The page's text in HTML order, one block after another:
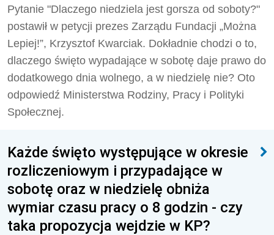
Pytanie "Dlaczego niedziela jest gorsza od soboty?"
postawił w petycji prezes Zarządu Fundacji „Można
Lepiej!”, Krzysztof Kwarciak. Dokładnie chodzi o to,
dlaczego święto wypadające w sobotę daje prawo do
dodatkowego dnia wolnego, a w niedzielę nie? Oto
odpowiedź Ministerstwa Rodziny, Pracy i Polityki
Społecznej.
Każde święto występujące w okresie
rozliczeniowym i przypadające w
sobotę oraz w niedzielę obniża
wymiar czasu pracy o 8 godzin - czy
taka propozycja wejdzie w KP?